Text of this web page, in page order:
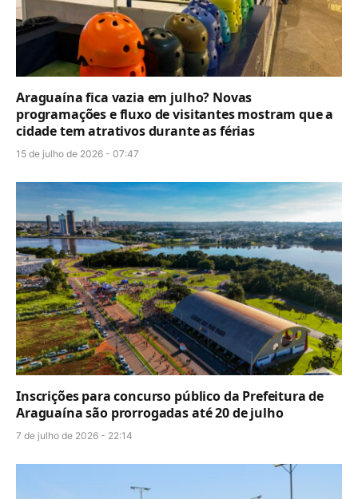
Araguaína fica vazia em julho? Novas
programações e fluxo de visitantes mostram que a
cidade tem atrativos durante as férias
15 de julho de 2026 - 07:47
Inscrições para concurso público da Prefeitura de
Araguaína são prorrogadas até 20 de julho
7 de julho de 2026 - 22:14